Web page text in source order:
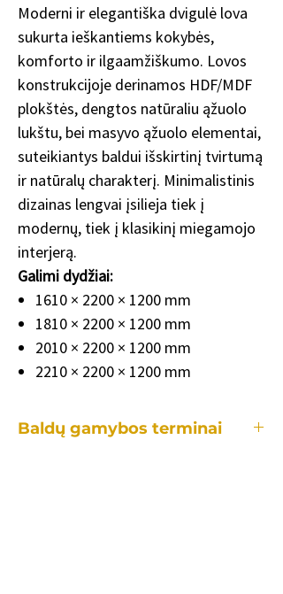
Moderni ir elegantiška dvigulė lova
sukurta ieškantiems kokybės,
komforto ir ilgaamžiškumo. Lovos
konstrukcijoje derinamos HDF/MDF
plokštės, dengtos natūraliu ąžuolo
lukštu, bei masyvo ąžuolo elementai,
suteikiantys baldui išskirtinį tvirtumą
ir natūralų charakterį. Minimalistinis
dizainas lengvai įsilieja tiek į
modernų, tiek į klasikinį miegamojo
interjerą.
Galimi dydžiai:
1610 × 2200 × 1200 mm
1810 × 2200 × 1200 mm
2010 × 2200 × 1200 mm
2210 × 2200 × 1200 mm
Baldų gamybos terminai